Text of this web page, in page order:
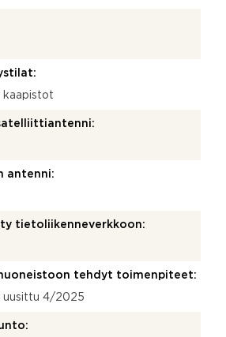
kaapistot
antenni:
tietoliikenneverkkoon:
huoneistoon tehdyt toimenpiteet:
uusittu 4/2025